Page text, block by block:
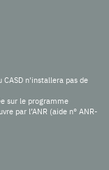
n'installera pas de
sur le programme
par l’ANR (aide n° ANR-